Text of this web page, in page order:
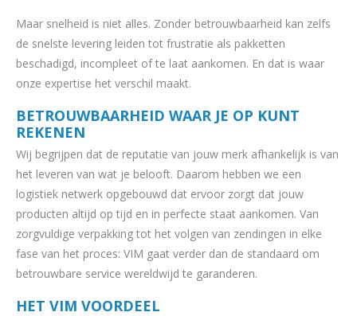
Maar snelheid is niet alles. Zonder betrouwbaarheid kan zelfs
de snelste levering leiden tot frustratie als pakketten
beschadigd, incompleet of te laat aankomen. En dat is waar
onze expertise het verschil maakt.
BETROUWBAARHEID WAAR JE OP KUNT
REKENEN
Wij begrijpen dat de reputatie van jouw merk afhankelijk is van
het leveren van wat je belooft. Daarom hebben we een
logistiek netwerk opgebouwd dat ervoor zorgt dat jouw
producten altijd op tijd en in perfecte staat aankomen. Van
zorgvuldige verpakking tot het volgen van zendingen in elke
fase van het proces: VIM gaat verder dan de standaard om
betrouwbare service wereldwijd te garanderen.
HET VIM VOORDEEL